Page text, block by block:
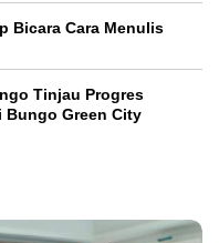
Bicara Cara Menulis
Tinjau Progres
Bungo Green City